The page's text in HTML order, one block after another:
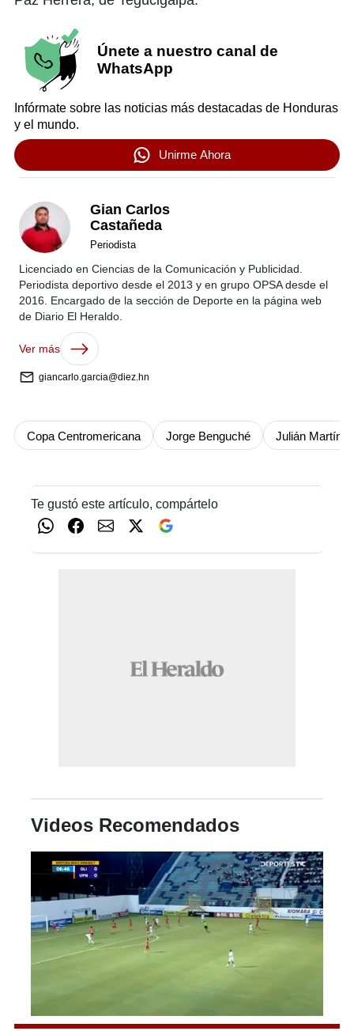
Únete a nuestro canal de
WhatsApp
Infórmate sobre las noticias más destacadas de Honduras
y el mundo.
Unirme Ahora
Gian Carlos
Castañeda
Periodista
Licenciado en Ciencias de la Comunicación y Publicidad.
Periodista deportivo desde el 2013 y en grupo OPSA desde el
2016. Encargado de la sección de Deporte en la página web
de Diario El Heraldo.
Ver más
giancarlo.garcia@diez.hn
Copa Centromericana Jorge Benguché Julián Martínez
Te gustó este artículo, compártelo
Videos Recomendados
0